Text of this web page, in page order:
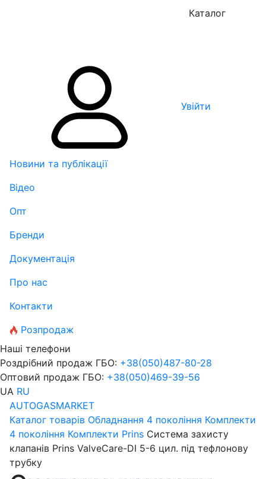
Каталог
Увійти
Новини та публікації
Відео
Опт
Бренди
Документація
Про нас
Контакти
Розпродаж
Наші телефони
Роздрібний продаж ГБО: +38(050)487-80-28
Оптовий продаж ГБО: +38(050)469-39-56
UA RU
AUTOGASMARKET
Каталог товарів Обладнання 4 покоління Комплекти
4 покоління Комплекти Prins Система захисту
клапанів Prins ValveCare-DI 5-6 цил. під тефлонову
трубку